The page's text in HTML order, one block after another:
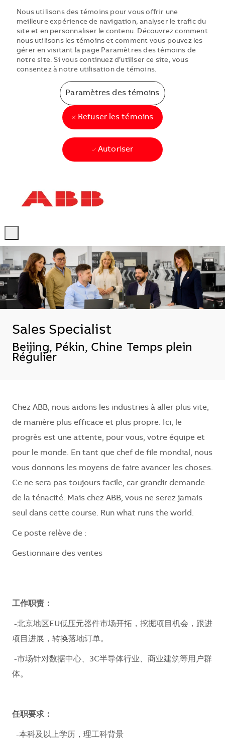
Nous utilisons des témoins pour vous offrir une
meilleure expérience de navigation, analyser le trafic du
site et en personnaliser le contenu. Découvrez comment
nous utilisons les témoins et comment vous pouvez les
gérer en visitant la page Paramètres des témoins de
notre site. Si vous continuez d’utiliser ce site, vous
consentez à notre utilisation de témoins.
Paramètres des témoins
Refuser les témoins
Autoriser
Sales Specialist
Emplacement
Beijing, Pékin, Chine Temps plein
Régulier
Chez ABB, nous aidons les industries à aller plus vite,
de manière plus efficace et plus propre. Ici, le
progrès est une attente, pour vous, votre équipe et
pour le monde. En tant que chef de file mondial, nous
vous donnons les moyens de faire avancer les choses.
Ce ne sera pas toujours facile, car grandir demande
de la ténacité. Mais chez ABB, vous ne serez jamais
seul dans cette course. Run what runs the world.
Ce poste relève de :
Gestionnaire des ventes
工作职责：
-北京地区 EU低压元器件市场开拓，挖掘项目机会，跟进
项目进展，转换落地订单。
-市场针对数据中心、 3C半导体行业、商业建筑等用户群
体。
任职要求：
-本科及以上学历，理工科背景